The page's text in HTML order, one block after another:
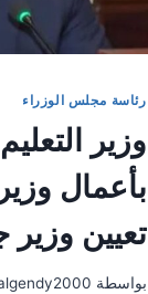
رئاسة مجلس الوزراء
وزير
بأعمال
تعيين وزير
بواسطة